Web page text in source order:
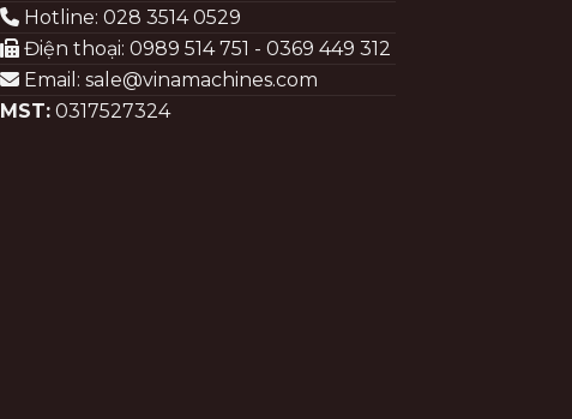
Hotline: 028 3514 0529
Điện thoại: 0989 514 751 - 0369 449 312
Email: sale@vinamachines.com
MST: 0317527324